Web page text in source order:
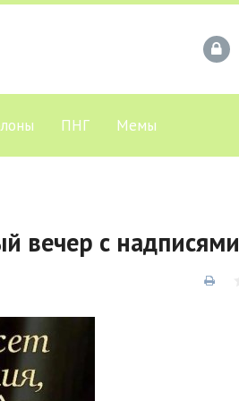
ПНГ Мемы
вечер с надписями